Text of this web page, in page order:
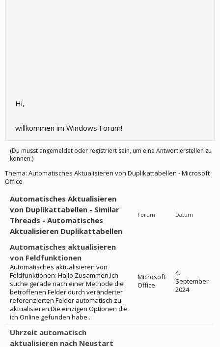
Hi,
willkommen im Windows Forum!
(Du musst angemeldet oder registriert sein, um eine Antwort erstellen zu
können.)
Thema: Automatisches Aktualisieren von Duplikattabellen - Microsoft
Office
Automatisches Aktualisieren
von Duplikattabellen - Similar
Threads - Automatisches
Aktualisieren Duplikattabellen
Forum Datum
Automatisches aktualisieren
von Feldfunktionen
Automatisches aktualisieren von
Feldfunktionen: Hallo Zusammen,ich
suche gerade nach einer Methode die
betroffenen Felder durch veränderter
referenzierten Felder automatisch zu
aktualisieren.Die einzigen Optionen die
ich Online gefunden habe...
Microsoft
Office
4.
September
2024
Uhrzeit automatisch
aktualisieren nach Neustart